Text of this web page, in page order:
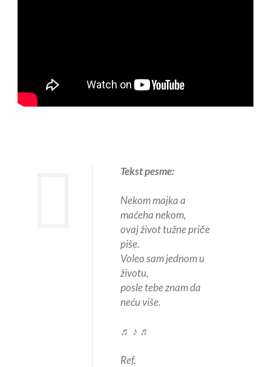
Tekst pesme:
Nekom majka a
maćeha nekom,
ovaj život tužne priče
piše.
Voleo sam jednom u
životu,
posle tebe znam da
neću više.
♬ ♪ ♬
Ref.